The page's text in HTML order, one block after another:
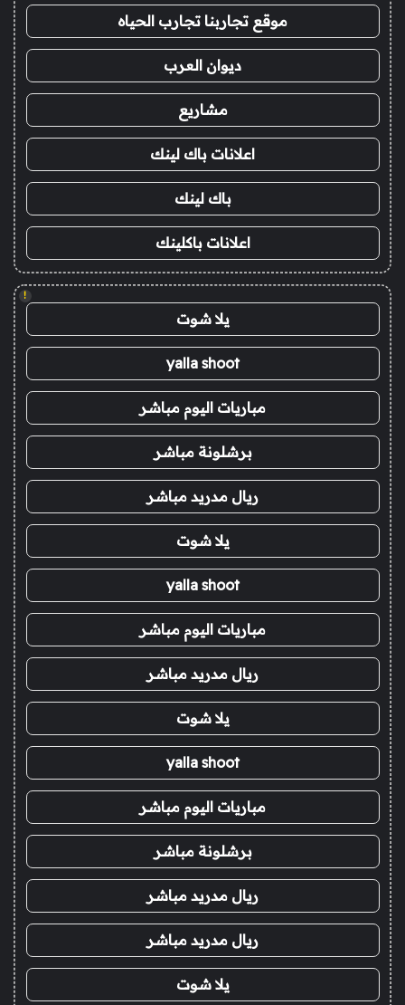
موقع تجاربنا تجارب الحياه
ديوان العرب
مشاريع
اعلانات باك لينك
باك لينك
اعلانات باكلينك
!
يلا شوت
yalla shoot
مباريات اليوم مباشر
برشلونة مباشر
ريال مدريد مباشر
يلا شوت
yalla shoot
مباريات اليوم مباشر
ريال مدريد مباشر
يلا شوت
yalla shoot
مباريات اليوم مباشر
برشلونة مباشر
ريال مدريد مباشر
ريال مدريد مباشر
يلا شوت